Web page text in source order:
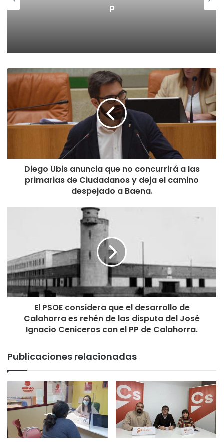
generoso. La inesperada visita de su hija menor, Sandra,
alguna que otra deuda pendiente y mucho, mucho humor.
Y el domingo, 3 de marzo, a las 19:30 horas se celebrará el
concierto de “Silvia y Manolo”, organizado por Cáritas
Interparroquial de Calahorra con la colaboración del
Ayuntamiento de Calahorra. Será un recorrido por las
canciones imprescindibles del cancionero español y latino.
Las entradas para estos tres espectáculos saldrán a la
venta el 21 de febrero a partir de las 12 horas. Podrán
febrero, de 12 a 14 horas, y los días de función desde una
hora antes del comienzo de la misma, así como en la
página web www.generaltickets.com a partir de las 12
horas del 21 de febrero.
p
Diego Ubis anuncia que no concurrirá a las
primarias de Ciudadanos y deja el camino
despejado a Baena.
El PSOE considera que el desarrollo de
Calahorra es rehén de las disputa del José
Ignacio Ceniceros con el PP de Calahorra.
Publicaciones relacionadas